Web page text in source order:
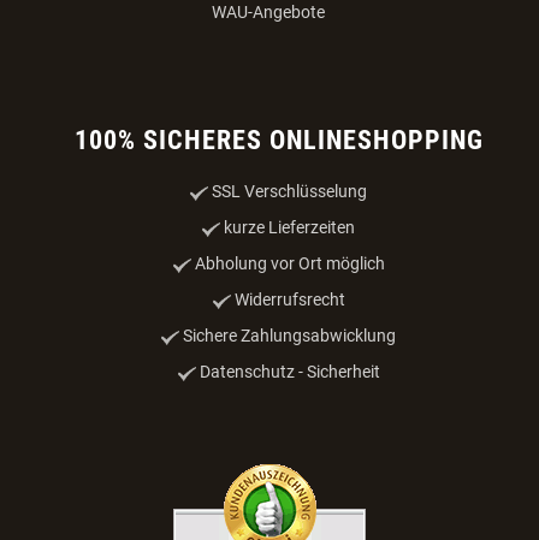
WAU-Angebote
100% SICHERES ONLINESHOPPING
SSL Verschlüsselung
kurze Lieferzeiten
Abholung vor Ort möglich
Widerrufsrecht
Sichere Zahlungsabwicklung
Datenschutz - Sicherheit